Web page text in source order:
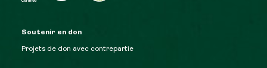
Soutenir en don
Projets de don avec contrepartie